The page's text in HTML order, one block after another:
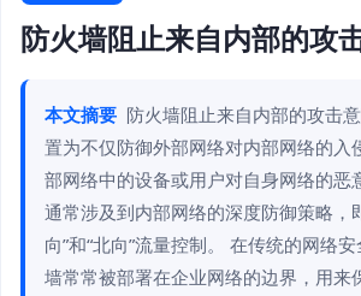
防火墙阻止来自内部的攻
本文摘要 防火墙阻止来自内部的攻击
置为不仅防御外部网络对内部网络的入
部网络中的设备或用户对自身网络的恶
通常涉及到内部网络的深度防御策略，
向”和“北向”流量控制。 在传统的网络
墙常常被部署在企业网络的边界，用来